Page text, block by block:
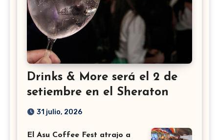
Drinks & More será el 2 de
setiembre en el Sheraton
31 julio, 2026
El Asu Coffee Fest atrajo a